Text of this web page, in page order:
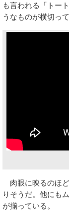
も言われる「トー
うなものが横切っ
肉眼に映るのほ
りそうだ。他にも
が揃っている。